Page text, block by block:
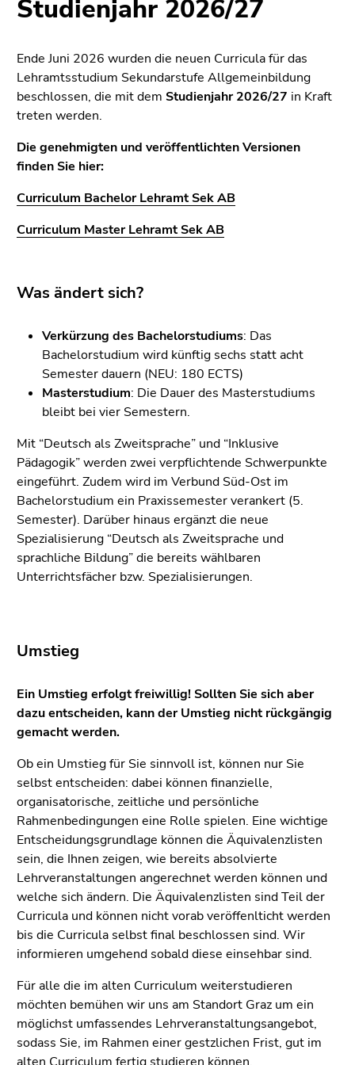
Sie diesen
Zum
Inhalt
(Zugriffstaste
Zur
Positionsanzeige
(Zugriffstaste
2)
Zur
3)
Zur
(Zugriffstaste
den
Zusatzinformationen
(Zugriffstaste
5)
Zu
den
Seiteneinstellungen
(Benutzer/Sprache)
(Zugriffstaste
8)
9)
Studienjahr 2026/27
Ende Juni 2026 wurden die neuen Curricula für das
Lehramtsstudium Sekundarstufe Allgemeinbildung
beschlossen, die mit dem Studienjahr 2026/27 in Kraft
treten werden.
Die genehmigten und veröffentlichten Versionen
finden Sie hier:
Curriculum Bachelor Lehramt Sek AB
Curriculum Master Lehramt Sek AB
Was ändert sich?
Verkürzung des Bachelorstudiums: Das
Bachelorstudium wird künftig sechs statt acht
Semester dauern (NEU: 180 ECTS)
Masterstudium: Die Dauer des Masterstudiums
bleibt bei vier Semestern.
Mit “Deutsch als Zweitsprache” und “Inklusive
Pädagogik” werden zwei verpflichtende Schwerpunkte
eingeführt. Zudem wird im Verbund Süd-Ost im
Bachelorstudium ein Praxissemester verankert (5.
Semester). Darüber hinaus ergänzt die neue
Spezialisierung “Deutsch als Zweitsprache und
sprachliche Bildung” die bereits wählbaren
Unterrichtsfächer bzw. Spezialisierungen.
Umstieg
Ein Umstieg erfolgt freiwillig! Sollten Sie sich aber
dazu entscheiden, kann der Umstieg nicht rückgängig
gemacht werden.
Ob ein Umstieg für Sie sinnvoll ist, können nur Sie
selbst entscheiden: dabei können finanzielle,
organisatorische, zeitliche und persönliche
Rahmenbedingungen eine Rolle spielen. Eine wichtige
Entscheidungsgrundlage können die Äquivalenzlisten
sein, die Ihnen zeigen, wie bereits absolvierte
Lehrveranstaltungen angerechnet werden können und
welche sich ändern. Die Äquivalenzlisten sind Teil der
Curricula und können nicht vorab veröffenlticht werden
bis die Curricula selbst final beschlossen sind. Wir
informieren umgehend sobald diese einsehbar sind.
Für alle die im alten Curriculum weiterstudieren
möchten bemühen wir uns am Standort Graz um ein
möglichst umfassendes Lehrveranstaltungsangebot,
sodass Sie, im Rahmen einer gestzlichen Frist, gut im